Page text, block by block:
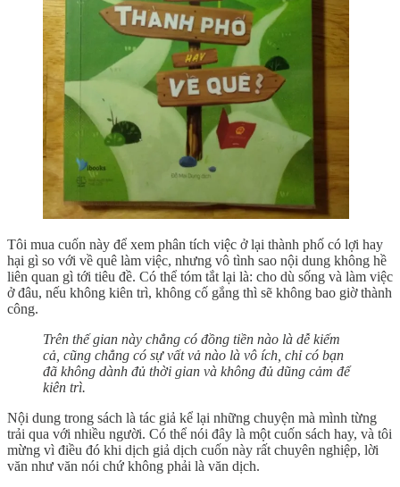
Tôi mua cuốn này để xem phân tích việc ở lại thành phố có lợi hay
hại gì so với về quê làm việc, nhưng vô tình sao nội dung không hề
liên quan gì tới tiêu đề. Có thể tóm tắt lại là: cho dù sống và làm việc
ở đâu, nếu không kiên trì, không cố gắng thì sẽ không bao giờ thành
công.
Trên thế gian này chẳng có đồng tiền nào là dễ kiếm
cả, cũng chẳng có sự vất vả nào là vô ích, chỉ có bạn
đã không dành đủ thời gian và không đủ dũng cảm để
kiên trì.
Nội dung trong sách là tác giả kể lại những chuyện mà mình từng
trải qua với nhiều người. Có thể nói đây là một cuốn sách hay, và tôi
mừng vì điều đó khi dịch giả dịch cuốn này rất chuyên nghiệp, lời
văn như văn nói chứ không phải là văn dịch.